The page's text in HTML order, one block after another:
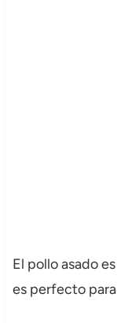
El pollo asado
es perfecto